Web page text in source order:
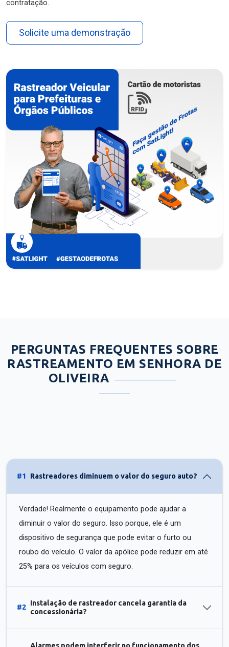
contratação.
Solicite uma demonstração
PERGUNTAS FREQUENTES SOBRE
RASTREAMENTO EM SENHORA DE
OLIVEIRA
#1 Rastreadores diminuem o valor do seguro auto?
Verdade! Realmente o equipamento pode ajudar a
diminuir o valor do seguro. Isso porque, ele é um
dispositivo de segurança que pode evitar o furto ou
roubo do veículo. O valor da apólice pode reduzir em até
25% para os veículos com seguro.
#2
Instalação de rastreador cancela garantia da
concessionária?